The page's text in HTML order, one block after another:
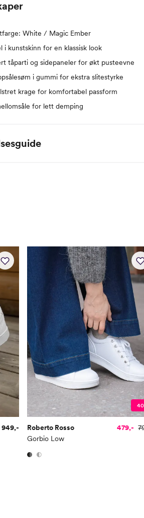
White / Magic Ember
i kunstskinn for en klassisk look
tåparti og sidepaneler for økt pusteevne
i gummi for ekstra slitestyrke
krage for komfortabel passform
for lett demping
949,-
Roberto Rosso
Gorbio Low
479,-